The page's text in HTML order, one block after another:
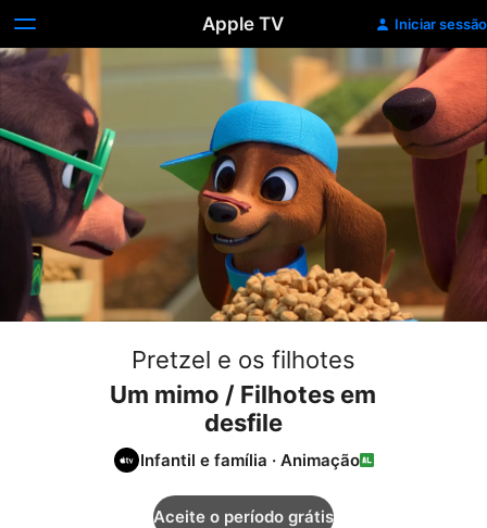
Apple TV Iniciar sessão
Pretzel e os filhotes
Um mimo / Filhotes em
desfile
Infantil e família · Animação
Aceite o período grátis